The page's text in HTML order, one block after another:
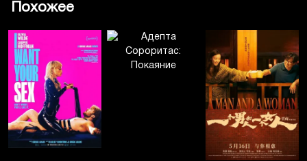
Похожее